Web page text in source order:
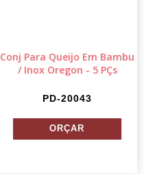
Conj Para Queijo Em Bambu
/ Inox Oregon - 5 PÇs
PD-20043